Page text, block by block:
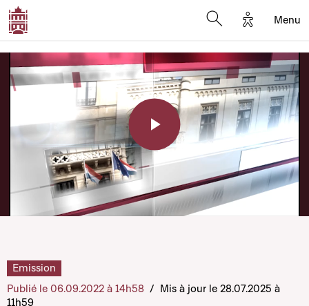
Options
Menu
Play
Video
Emission
Publié le 06.09.2022 à 14h58 / Mis à jour le 28.07.2025 à
11h59